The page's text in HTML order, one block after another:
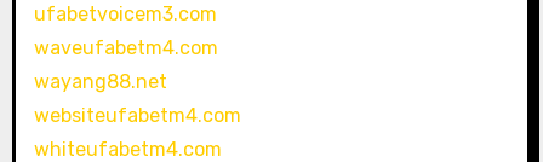
ufabetvoicem3.com
waveufabetm4.com
wayang88.net
websiteufabetm4.com
whiteufabetm4.com